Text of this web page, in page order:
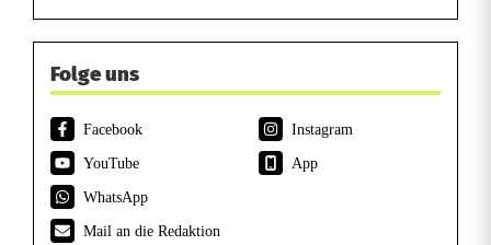
Folge uns
Facebook
Instagram
YouTube
App
WhatsApp
Mail an die Redaktion